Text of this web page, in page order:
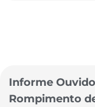
Informe
Rompimento